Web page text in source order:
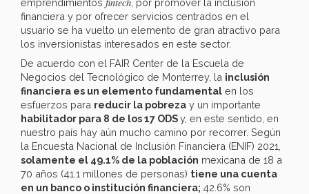
financiera y por ofrecer servicios centrados en el
usuario se ha vuelto un elemento de gran atractivo para
los inversionistas interesados en este sector.
De acuerdo con el FAIR Center de la Escuela de
Negocios del Tecnológico de Monterrey, la inclusión
financiera es un elemento fundamental en los
esfuerzos para reducir la pobreza y un importante
habilitador para 8 de los 17 ODSy, en este sentido, en
nuestro país hay aún mucho camino por recorrer. Según
la Encuesta Nacional de Inclusión Financiera (ENIF) 2021,
solamente el 49.1% de la población mexicana de 18 a
70 años (41.1 millones de personas) tiene una cuenta
en un banco o institución financiera; 42.6% son